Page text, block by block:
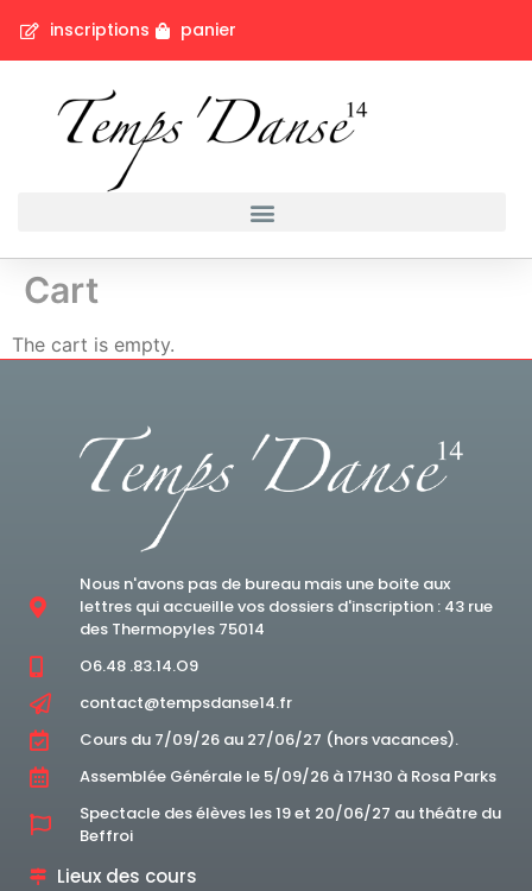
inscriptions panier
Cart
The cart is empty.
Nous n'avons pas de bureau mais une boite aux
lettres qui accueille vos dossiers d'inscription : 43 rue
des Thermopyles 75014
O6.48 .83.14.O9
contact@tempsdanse14.fr
Cours du 7/09/26 au 27/06/27 (hors vacances).
Assemblée Générale le 5/09/26 à 17H30 à Rosa Parks
Spectacle des élèves les 19 et 20/06/27 au théâtre du
Beffroi
Lieux des cours